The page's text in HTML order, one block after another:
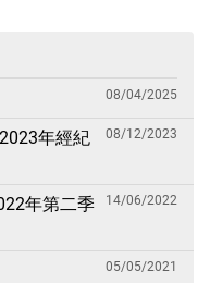
08/04/2025
年經紀
08/12/2023
年第二季
14/06/2022
05/05/2021